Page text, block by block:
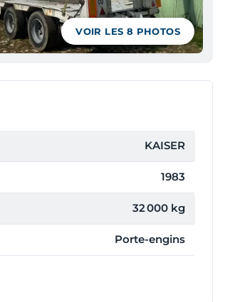
VOIR LES 8 PHOTOS
KAISER
1983
32 000 kg
Porte-engins